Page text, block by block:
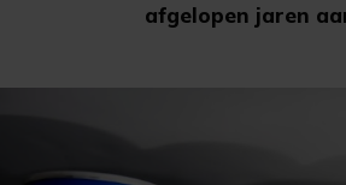
afgelopen jaren